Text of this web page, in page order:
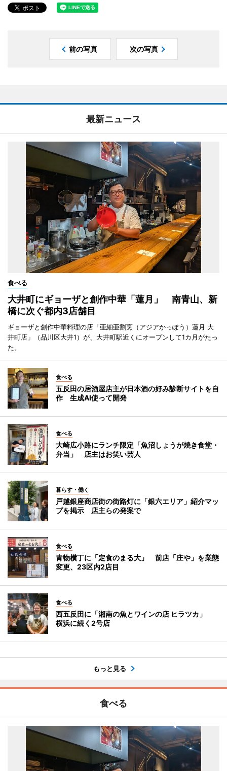
前の写真 次の写真
最新ニュース
食べる
大井町にギョーザと創作中華「蓮月」 南青山、新
橋に次ぐ都内3店舗目
ギョーザと創作中華料理の店「亜細亜割烹（アジアかっぽう）蓮月 大
井町店」（品川区大井1）が、大井町駅近くにオープンして1カ月がたっ
た。
食べる
五反田の居酒屋店主が日本酒の好み診断サイトを自
作 生成AI使って開発
食べる
大崎広小路にランチ限定「魚沼しょうが焼き食堂・
弁当」 店主はお笑い芸人
暮らす・働く
戸越銀座商店街の街路灯に「銀六エリア」紹介マッ
プを掲示 店主らの発案で
食べる
青物横丁に「定食のまる大」 前店「庄や」を業態
変更、23区内2店目
食べる
西五反田に「湘南の魚とワインの店 ヒラツカ」
横浜に続く2号店
もっと見る
食べる